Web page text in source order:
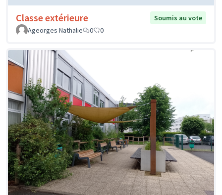
Classe extérieure
Soumis au vote
Ageorges Nathalie
0 0